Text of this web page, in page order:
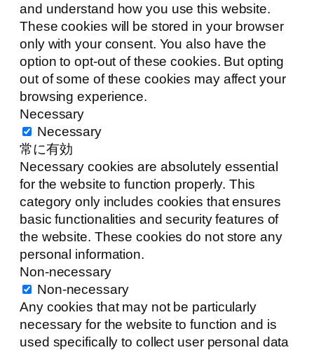
and understand how you use this website.
These cookies will be stored in your browser
only with your consent. You also have the
option to opt-out of these cookies. But opting
out of some of these cookies may affect your
browsing experience.
Necessary
Necessary
常に有効
Necessary cookies are absolutely essential
for the website to function properly. This
category only includes cookies that ensures
basic functionalities and security features of
the website. These cookies do not store any
personal information.
Non-necessary
Non-necessary
Any cookies that may not be particularly
necessary for the website to function and is
used specifically to collect user personal data